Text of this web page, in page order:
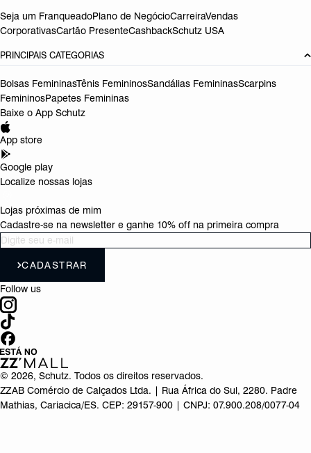
Seja um FranqueadoPlano de NegócioCarreiraVendas
CorporativasCartão PresenteCashbackSchutz USA
PRINCIPAIS CATEGORIAS
Bolsas FemininasTênis FemininosSandálias FemininasScarpins
FemininosPapetes Femininas
Baixe o App Schutz
App store
Google play
Localize nossas lojas
Lojas próximas de mim
Cadastre-se na newsletter e ganhe 10% off na primeira compra
CADASTRAR
Follow us
© 2026, Schutz. Todos os direitos reservados.
ZZAB Comércio de Calçados Ltda. | Rua África do Sul, 2280. Padre
Mathias, Cariacica/ES. CEP: 29157-900 | CNPJ: 07.900.208/0077-04